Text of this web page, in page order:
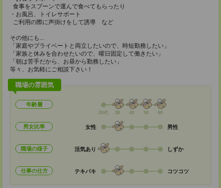
食事をスプーンで運んで食べてもらったり
・お風呂、トイレサポート
ご利用の際に声掛けをして誘導 など
その他にも...
「家庭やプライベートと両立したいので、時短勤務したい」
「家族と休みを合わせたいので、曜日固定して働きたい」
「朝は苦手だから、お昼から勤務したい」
等々、お気軽にご相談下さい！
職場の雰囲気
年齢層
20代 30 40 50 60
男女比率 女性 男性
職場の様子 活気あり しずか
仕事の仕方 テキパキ コツコツ